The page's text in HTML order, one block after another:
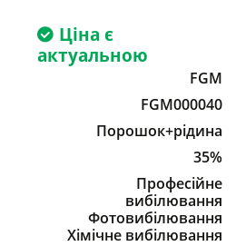
Ціна є
актуальною
FGM
FGM000040
Порошок+рідина
35%
Професійне
вибілювання
Фотовибілювання
Хімічне вибілювання